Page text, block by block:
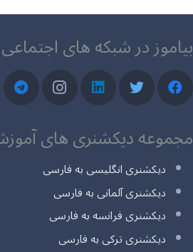
بیاموز در شبکه های اجتماعی
مجموعه دیکشنری های
دیکشنری انگلیسی به فارسی
دیکشنری آلمانی به فارسی
دیکشنری فرانسه به فارسی
دیکشنری ترکی به فارسی